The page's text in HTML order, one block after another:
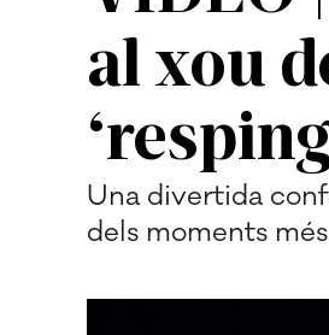
al xou
Una divertida
dels moments